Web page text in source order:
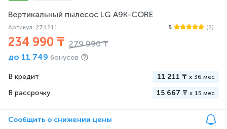
Вертикальный пылесос LG A9K-CORE
Артикул: 274211 5 (2)
234 990 ₸ 279 990 ₸
до 11 749 бонусов
В кредит 11 211 ₸ x 36 мес
В рассрочку 15 667 ₸ x 15 мес
Сообщить о снижении цены